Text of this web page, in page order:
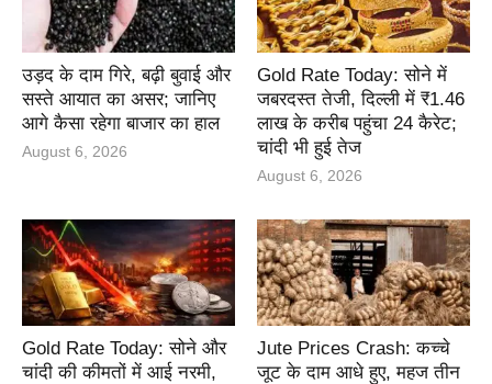
उड़द के दाम गिरे, बढ़ी बुवाई और
सस्ते आयात का असर; जानिए
आगे कैसा रहेगा बाजार का हाल
August 6, 2026
Gold Rate Today: सोने में
जबरदस्त तेजी, दिल्ली में ₹1.46
लाख के करीब पहुंचा 24 कैरेट;
चांदी भी हुई तेज
August 6, 2026
Gold Rate Today: सोने और
चांदी की कीमतों में आई नरमी,
Jute Prices Crash: कच्चे
जूट के दाम आधे हुए, महज तीन